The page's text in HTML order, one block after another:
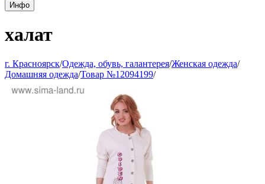
Инфо
халат
г. Красноярск/Одежда, обувь, галантерея/Женская одежда/
Домашняя одежда/Товар №12094199/